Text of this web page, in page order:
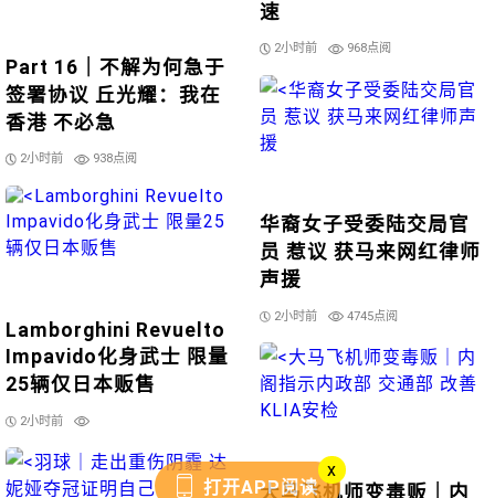
速
2小时前 968点阅
Part 16｜不解为何急于
签署协议 丘光耀：我在
香港 不必急
2小时前 938点阅
华裔女子受委陆交局官
员 惹议 获马来网红律师
声援
2小时前 4745点阅
Lamborghini Revuelto
Impavido化身武士 限量
25辆仅日本贩售
2小时前
大马飞机师变毒贩｜内
打开APP阅读
x